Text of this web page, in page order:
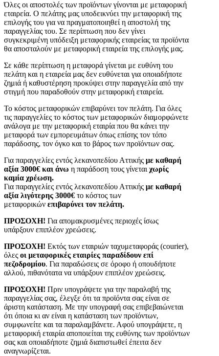
Όλες οι αποστολές των προϊόντων γίνονται με μεταφορική
εταιρεία. Ο πελάτης μας υποδεικνύει την μεταφορική της
επιλογής του για να πραγματοποιηθεί η αποστολή της
παραγγελίας του. Σε περίπτωση που δεν γίνει
συγκεκριμένη υπόδειξη μεταφορικής εταιρείας τα προϊόντα
θα αποσταλούν με μεταφορική εταιρεία της επιλογής μας.
Σε κάθε περίπτωση η μεταφορά γίνεται με ευθύνη του
πελάτη και η εταιρεία μας δεν ευθύνεται για οποιαδήποτε
ζημιά ή καθυστέρηση προκύψει στην παραγγελία από την
στιγμή που παραδοθούν στην μεταφορική εταιρεία.
Το κόστος μεταφορικών επιβαρύνει τον πελάτη. Για όλες
τις παραγγελίες το κόστος των μεταφορικών διαμορφώνετε
ανάλογα με την μεταφορική εταιρία που θα κάνει την
μεταφορά των εμπορευμάτων όπως επίσης τον τόπο
παράδοσης, τον όγκο και το βάρος των προϊόντων σας.
Για παραγγελίες εντός λεκανοπεδίου Αττικής με καθαρή
αξία 3000€ και άνω η παράδοση τους γίνεται χωρίς
καμία χρέωση.
Για παραγγελίες εντός λεκανοπεδίου Αττικής με καθαρή
αξία λιγότερης 3000€ το κόστος των
μεταφορικών επιβαρύνει τον πελάτη.
ΠΡΟΣΟΧΗ! Για απομακρυσμένες περιοχές ίσως
υπάρξουν επιπλέον χρεώσεις.
ΠΡΟΣΟΧΗ! Εκτός των εταιριών ταχυμεταφοράς (courier),
όλες οι μεταφορικές εταιρίες παραδίδουν επί
πεζοδρομίου. Για παραδώσεις σε όροφο ή οπουδήποτε
αλλού, πιθανότατα να υπάρξουν επιπλέον χρεώσεις.
ΠΡΟΣΟΧΗ! Πριν υπογράψετε για την παραλαβή της
παραγγελίας σας, έλεγξε ότι τα προϊόντα σας είναι σε
άριστη κατάσταση. Με την υπογραφή σας επιβεβαιώνεται
ότι όποια κι αν είναι η κατάσταση των προϊόντων,
συμφωνείτε και τα παραλαμβάνετε. Αφού υπογράψετε, η
μεταφορική εταιρία αποποιείται της ευθύνης των προϊόντων
σας και οποιαδήποτε ζημιά διαπιστωθεί έπειτα δεν
αναγνωρίζεται.